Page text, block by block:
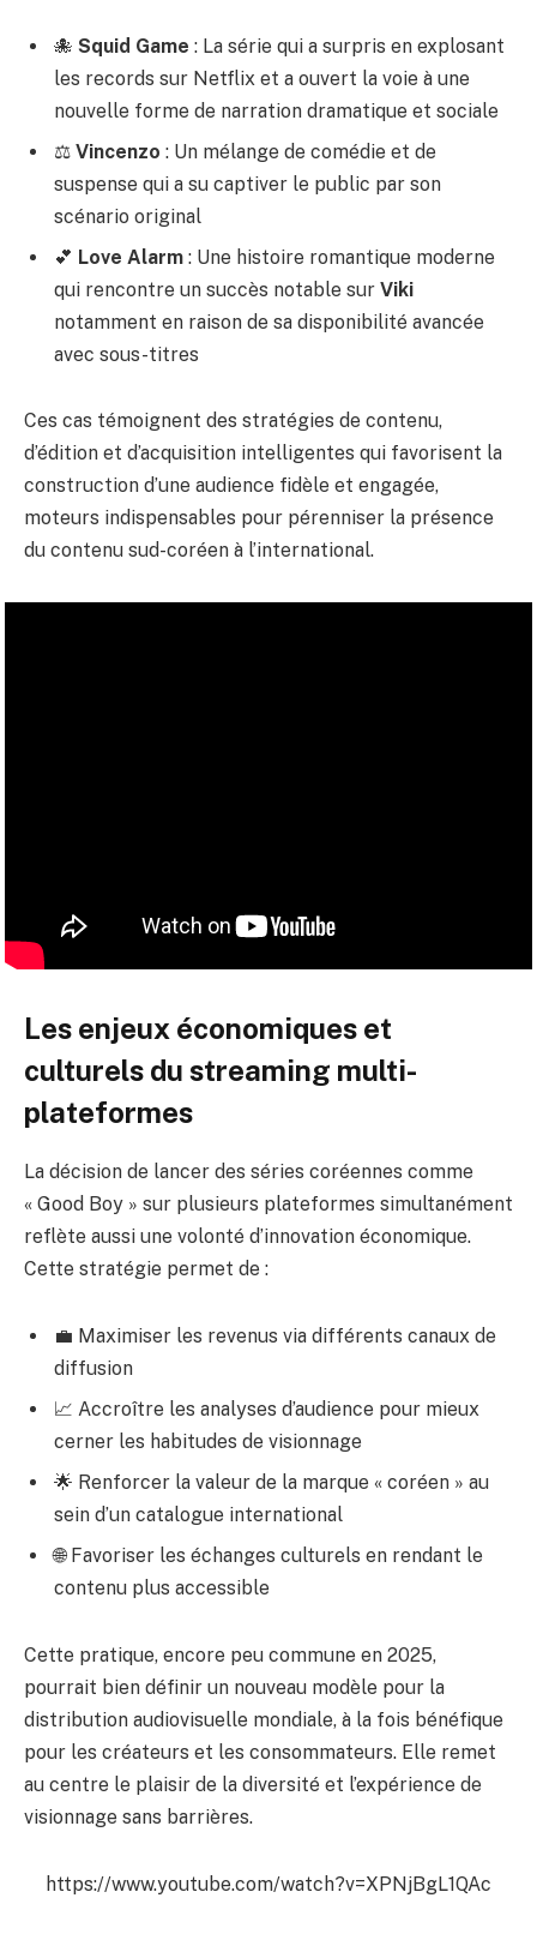
🐙 Squid Game : La série qui a surpris en explosant
les records sur Netflix et a ouvert la voie à une
nouvelle forme de narration dramatique et sociale
⚖️ Vincenzo : Un mélange de comédie et de
suspense qui a su captiver le public par son
scénario original
💕 Love Alarm : Une histoire romantique moderne
qui rencontre un succès notable sur Viki
notamment en raison de sa disponibilité avancée
avec sous-titres
Ces cas témoignent des stratégies de contenu,
d’édition et d’acquisition intelligentes qui favorisent la
construction d’une audience fidèle et engagée,
moteurs indispensables pour pérenniser la présence
du contenu sud-coréen à l’international.
Les enjeux économiques et
culturels du streaming multi-
plateformes
La décision de lancer des séries coréennes comme
« Good Boy » sur plusieurs plateformes simultanément
reflète aussi une volonté d’innovation économique.
Cette stratégie permet de :
💼 Maximiser les revenus via différents canaux de
diffusion
📈 Accroître les analyses d’audience pour mieux
cerner les habitudes de visionnage
🌟 Renforcer la valeur de la marque « coréen » au
sein d’un catalogue international
🌐 Favoriser les échanges culturels en rendant le
contenu plus accessible
Cette pratique, encore peu commune en 2025,
pourrait bien définir un nouveau modèle pour la
distribution audiovisuelle mondiale, à la fois bénéfique
pour les créateurs et les consommateurs. Elle remet
au centre le plaisir de la diversité et l’expérience de
visionnage sans barrières.
https://www.youtube.com/watch?v=XPNjBgL1QAc